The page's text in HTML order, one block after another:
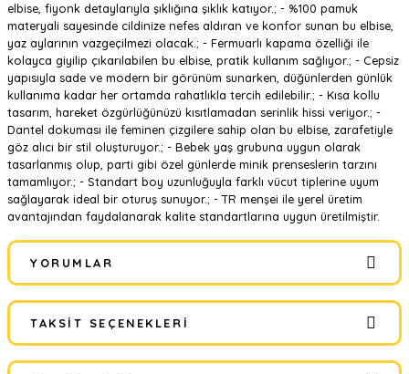
elbise, fiyonk detaylarıyla şıklığına şıklık katıyor.; - %100 pamuk
materyali sayesinde cildinize nefes aldıran ve konfor sunan bu elbise,
yaz aylarının vazgeçilmezi olacak.; - Fermuarlı kapama özelliği ile
kolayca giyilip çıkarılabilen bu elbise, pratik kullanım sağlıyor.; - Cepsiz
yapısıyla sade ve modern bir görünüm sunarken, düğünlerden günlük
kullanıma kadar her ortamda rahatlıkla tercih edilebilir.; - Kısa kollu
tasarım, hareket özgürlüğünüzü kısıtlamadan serinlik hissi veriyor.; -
Dantel dokuması ile feminen çizgilere sahip olan bu elbise, zarafetiyle
göz alıcı bir stil oluşturuyor.; - Bebek yaş grubuna uygun olarak
tasarlanmış olup, parti gibi özel günlerde minik prenseslerin tarzını
tamamlıyor.; - Standart boy uzunluğuyla farklı vücut tiplerine uyum
sağlayarak ideal bir oturuş sunuyor.; - TR menşei ile yerel üretim
avantajından faydalanarak kalite standartlarına uygun üretilmiştir.
YORUMLAR
Bu ürüne ilk yorumu siz yapın!
TAKSIT SEÇENEKLERI